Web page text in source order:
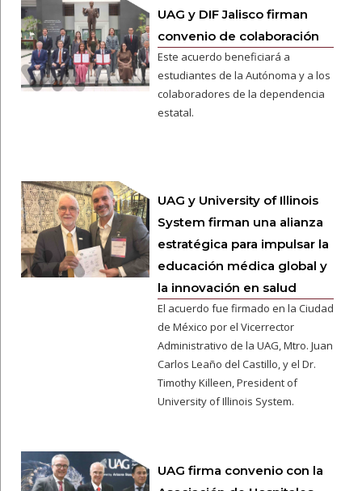
UAG y DIF Jalisco firman
convenio de colaboración
Este acuerdo beneficiará a
estudiantes de la Autónoma y a los
colaboradores de la dependencia
estatal.
UAG y University of Illinois
System firman una alianza
estratégica para impulsar la
educación médica global y
la innovación en salud
El acuerdo fue firmado en la Ciudad
de México por el Vicerrector
Administrativo de la UAG, Mtro. Juan
Carlos Leaño del Castillo, y el Dr.
Timothy Killeen, President of
University of Illinois System.
UAG firma convenio con la